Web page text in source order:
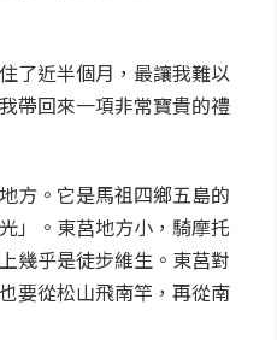
了近半個月，最讓我難以
帶回來一項非常寶貴的禮
方。它是馬祖四鄉五島的
」。東莒地方小，騎摩托
幾乎是徒步維生。東莒對
要從松山飛南竿，再從南